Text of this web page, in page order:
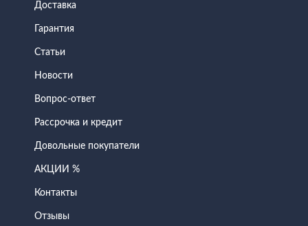
Доставка
Гарантия
Статьи
Новости
Вопрос-ответ
Рассрочка и кредит
Довольные покупатели
АКЦИИ %
Контакты
Отзывы